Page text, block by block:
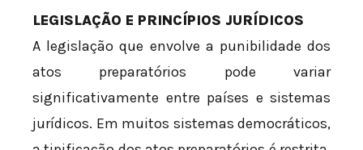
LEGISLAÇÃO E PRINCÍPIOS JURÍDICOS
A legislação que envolve a punibilidade dos
atos preparatórios pode variar
significativamente entre países e sistemas
jurídicos. Em muitos sistemas democráticos,